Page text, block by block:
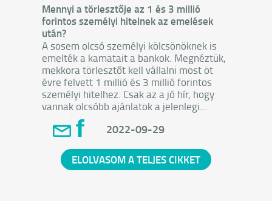
Mennyi a törlesztője az 1 és 3 millió
forintos személyi hitelnek az emelések
után?
A sosem olcsó személyi kölcsönöknek is
emelték a kamatait a bankok. Megnéztük,
mekkora törlesztőt kell vállalni most öt
évre felvett 1 millió és 3 millió forintos
személyi hitelhez. Csak az a jó hír, hogy
vannak olcsóbb ajánlatok a jelenlegi
inflációnál.
Az 1 millió forintos hitel havi
alacsonyabbnak számító, 250 ezer
forintosnettó fizetésnekis kevesebb mint
2022-09-29
ELOLVASOM A TELJES CIKKET